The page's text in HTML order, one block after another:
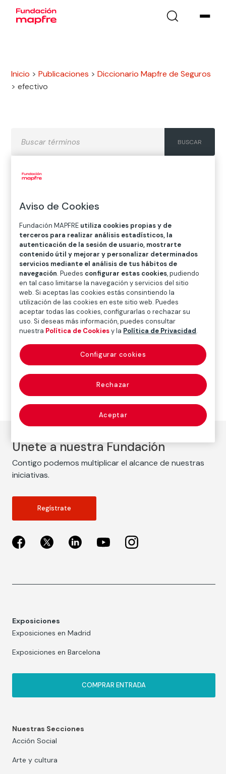
Inicio >Publicaciones >Diccionario Mapfre de Seguros
>efectivo
H
J K
O
P Q R S T
U
V
W X Y Z
Diccionario de seguros
efectivo (cash)
Numerario, moneda acuñada o, en general, dinero.
Únete a nuestra Fundación
Contigo podemos multiplicar el alcance de nuestras
iniciativas.
Regístrate
Exposiciones
Exposiciones en Madrid
Exposiciones en Barcelona
COMPRAR ENTRADA
Nuestras Secciones
Acción Social
Arte y cultura
Aviso de Cookies
Fundación MAPFRE utiliza cookies propias y de
terceros para realizar análisis estadísticos, la
autenticación de la sesión de usuario, mostrarte
contenido útil y mejorar y personalizar determinados
servicios mediante el análisis de tus hábitos de
navegación. Puedes configurar estas cookies, pudiendo
en tal caso limitarse la navegación y servicios del sitio
web. Si aceptas las cookies estás consintiendo la
utilización de las cookies en este sitio web. Puedes
aceptar todas las cookies, configurarlas o rechazar su
uso. Si deseas más información, puedes consultar
nuestra Política de Cookiesy la Política de Privacidad.
Rechazar
Aceptar
Configurar cookies